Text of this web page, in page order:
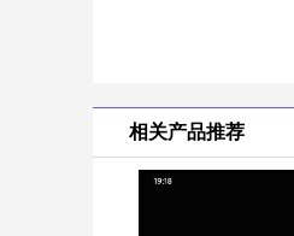
相关产品推荐